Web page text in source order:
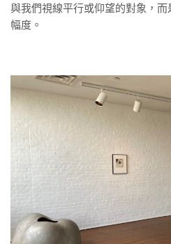
與我們視線平行或仰望的對象，
幅度。